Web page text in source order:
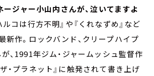
ジャー小山内さんが、泣いてますよ
ルコは行方不明』や『くれなずめ』など
新作。ロックバンド、クリープハイプ
、1991年ジム・ジャームッシュ監督作
ザ・プラネット』に触発されて書き上げ